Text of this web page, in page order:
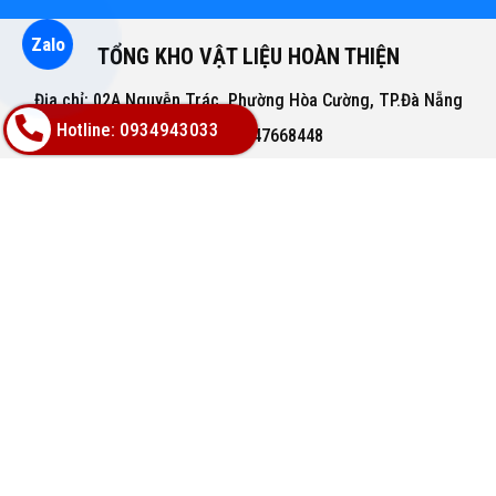
TỔNG KHO VẬT LIỆU HOÀN THIỆN
Địa chỉ: 02A Nguyễn Trác, Phường Hòa Cường, TP.Đà Nẵng
Hotline: 0947668448
Hotline: 0934943033
Zalo